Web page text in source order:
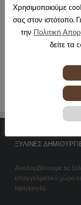
About the
ΞΎΛΙΝΕΣ
Αναλαμβάνουμε τις
επαγγελματικό χώρο
εφαρμογές.
Χρησιμοποιούμε
σας στον ιστότοπο.
την Πολιτική
δείτε τα